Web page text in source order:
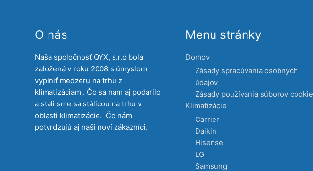
O nás
Naša spoločnosť QYX, s.r.o bola
založená v roku 2008 s úmyslom
vyplniť medzeru na trhu z
klimatizáciami. Čo sa nám aj podarilo
a stali sme sa stálicou na trhu v
oblasti klimatizácie. Čo nám
potvrdzujú aj naši noví zákazníci.
Menu stránky
Domov
Zásady spracúvania osobných
údajov
Zásady používania súborov cookie
Klimatizácie
Carrier
Daikin
Hisense
LG
Samsung